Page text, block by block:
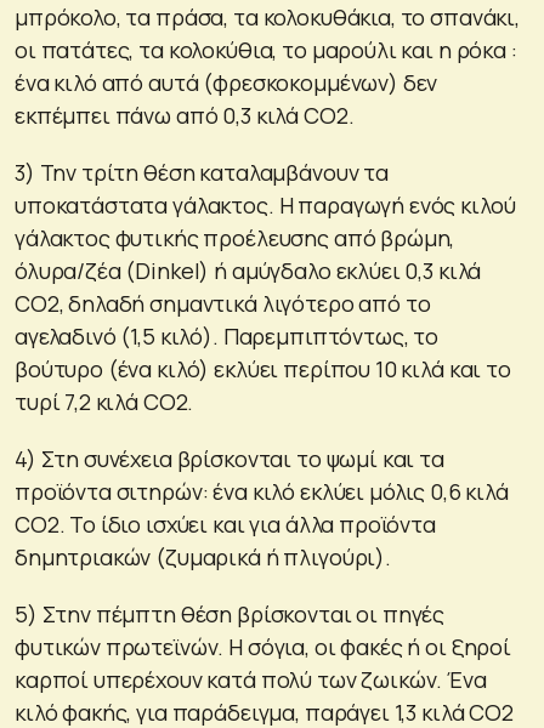
μπρόκολο, τα πράσα, τα κολοκυθάκια, το σπανάκι,
οι πατάτες, τα κολοκύθια, το μαρούλι και η ρόκα :
ένα κιλό από αυτά (φρεσκοκομμένων) δεν
εκπέμπει πάνω από 0,3 κιλά CO2.
3) Την τρίτη θέση καταλαμβάνουν τα
υποκατάστατα γάλακτος. Η παραγωγή ενός κιλού
γάλακτος φυτικής προέλευσης από βρώμη,
όλυρα/ζέα (Dinkel) ή αμύγδαλο εκλύει 0,3 κιλά
CO2, δηλαδή σημαντικά λιγότερο από το
αγελαδινό (1,5 κιλό). Παρεμπιπτόντως, το
βούτυρο (ένα κιλό) εκλύει περίπου 10 κιλά και το
τυρί 7,2 κιλά CO2.
4) Στη συνέχεια βρίσκονται το ψωμί και τα
προϊόντα σιτηρών: ένα κιλό εκλύει μόλις 0,6 κιλά
CO2. Το ίδιο ισχύει και για άλλα προϊόντα
δημητριακών (ζυμαρικά ή πλιγούρι).
5) Στην πέμπτη θέση βρίσκονται οι πηγές
φυτικών πρωτεϊνών. Η σόγια, οι φακές ή οι ξηροί
καρποί υπερέχουν κατά πολύ των ζωικών. Ένα
κιλό φακής, για παράδειγμα, παράγει 1,3 κιλά CO2